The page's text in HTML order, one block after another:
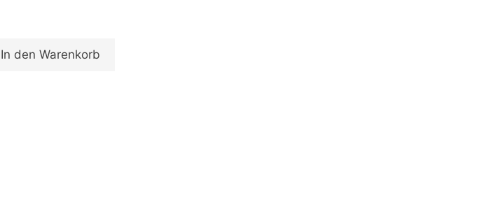
In den Warenkorb